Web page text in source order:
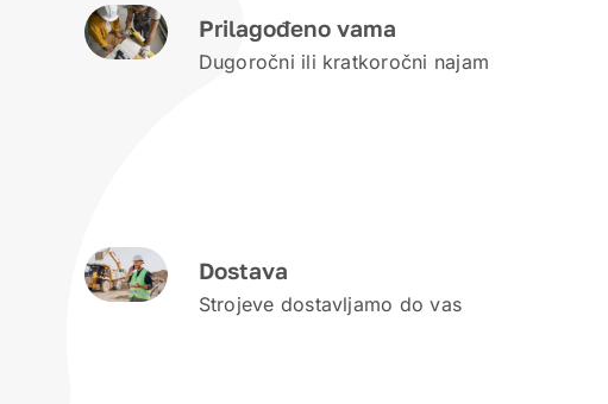
Prilagođeno vama
Dugoročni ili kratkoročni najam
Dostava
Strojeve dostavljamo do vas